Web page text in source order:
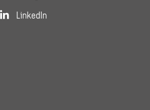
LinkedIn